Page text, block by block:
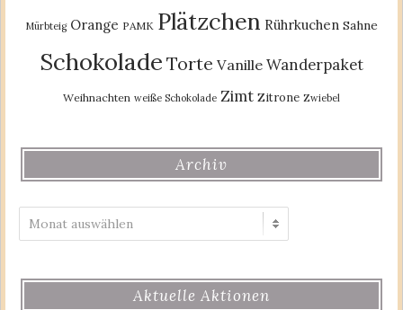
Mürbteig Orange PAMK Plätzchen Rührkuchen Sahne
Schokolade Torte Vanille Wanderpaket
Weihnachten weiße Schokolade Zimt Zitrone Zwiebel
Archiv
Aktuelle Aktionen